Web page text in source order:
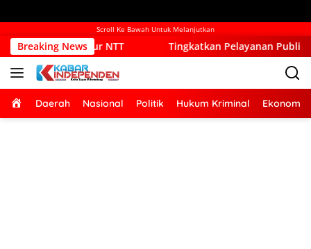
Scroll Ke Bawah Untuk Melanjutkan
Breaking News
NTT Tingkatkan Pelayanan Publik, Pemkab Kupang
Home
Daerah Nasional Politik Hukum Kriminal Ekonomi